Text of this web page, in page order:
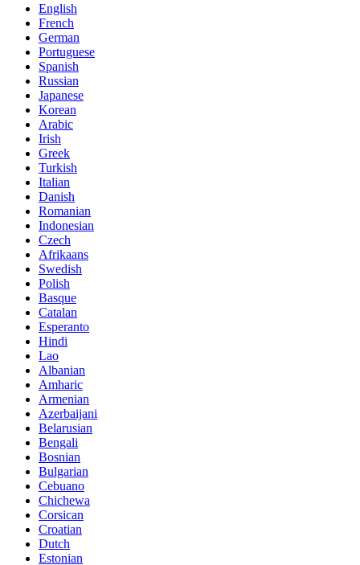
English
French
German
Portuguese
Spanish
Russian
Japanese
Korean
Arabic
Irish
Greek
Turkish
Italian
Danish
Romanian
Indonesian
Czech
Afrikaans
Swedish
Polish
Basque
Catalan
Esperanto
Hindi
Lao
Albanian
Amharic
Armenian
Azerbaijani
Belarusian
Bengali
Bosnian
Bulgarian
Cebuano
Chichewa
Corsican
Croatian
Dutch
Estonian